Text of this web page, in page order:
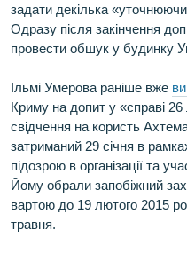
задати декілька
Одразу після закінчення
провести обшук у будинку
Ільмі Умерова раніше вже
Криму на допит у «справі
свідчення на користь
затриманий 29 січня в
підозрою в організації та
Йому обрали запобіжний
вартою до 19 лютого 2015
травня.